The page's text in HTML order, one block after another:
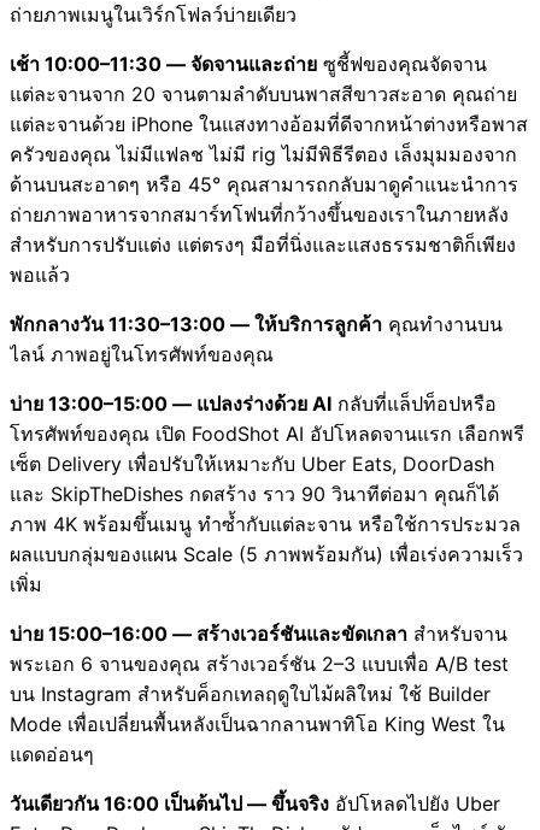
ถ่ายภาพเมนูในเวิร์กโฟลว์บ่ายเดียว
เช้า 10:00–11:30 — จัดจานและถ่าย ซูชี้ฟของคุณจัดจาน
แต่ละจานจาก 20 จานตามลำดับบนพาสสีขาวสะอาด คุณถ่าย
แต่ละจานด้วย iPhone ในแสงทางอ้อมที่ดีจากหน้าต่างหรือพาส
ครัวของคุณ ไม่มีแฟลช ไม่มี rig ไม่มีพิธีรีตอง เล็งมุมมองจาก
ด้านบนสะอาดๆ หรือ 45° คุณสามารถกลับมาดูคำแนะนำการ
ถ่ายภาพอาหารจากสมาร์ทโฟนที่กว้างขึ้นของเราในภายหลัง
สำหรับการปรับแต่ง แต่ตรงๆ มือที่นิ่งและแสงธรรมชาติก็เพียง
พอแล้ว
พักกลางวัน 11:30–13:00 — ให้บริการลูกค้า คุณทำงานบน
ไลน์ ภาพอยู่ในโทรศัพท์ของคุณ
บ่าย 13:00–15:00 — แปลงร่างด้วย AI กลับที่แล็ปท็อปหรือ
โทรศัพท์ของคุณ เปิด FoodShot AI อัปโหลดจานแรก เลือกพรี
เซ็ต Delivery เพื่อปรับให้เหมาะกับ Uber Eats, DoorDash
และ SkipTheDishes กดสร้าง ราว 90 วินาทีต่อมา คุณก็ได้
ภาพ 4K พร้อมขึ้นเมนู ทำซ้ำกับแต่ละจาน หรือใช้การประมวล
ผลแบบกลุ่มของแผน Scale (5 ภาพพร้อมกัน) เพื่อเร่งความเร็ว
เพิ่ม
บ่าย 15:00–16:00 — สร้างเวอร์ชันและขัดเกลา สำหรับจาน
พระเอก 6 จานของคุณ สร้างเวอร์ชัน 2–3 แบบเพื่อ A/B test
บน Instagram สำหรับค็อกเทลฤดูใบไม้ผลิใหม่ ใช้ Builder
Mode เพื่อเปลี่ยนพื้นหลังเป็นฉากลานพาทิโอ King West ใน
แดดอ่อนๆ
วันเดียวกัน 16:00 เป็นต้นไป — ขึ้นจริง อัปโหลดไปยัง Uber